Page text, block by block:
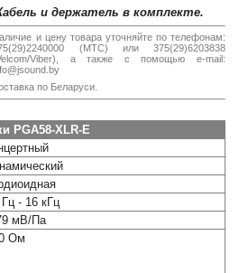
jsound.by
Наши
группы
в
и держатель в комплекте.
и цену товара уточняйте по телефонам:
(МТС) или 375(29)6203838
Viber), а также с помощью e-mail:
по Беларуси.
PGA58-XLR-E
- 16 кГц
мВ/Па
Ом